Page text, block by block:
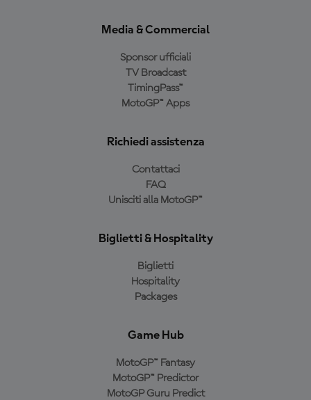
Media & Commercial
Sponsor ufficiali
TV Broadcast
TimingPass™
MotoGP™ Apps
Richiedi assistenza
Contattaci
FAQ
Unisciti alla MotoGP™
Biglietti & Hospitality
Biglietti
Hospitality
Packages
Game Hub
MotoGP™ Fantasy
MotoGP™ Predictor
MotoGP Guru Predict